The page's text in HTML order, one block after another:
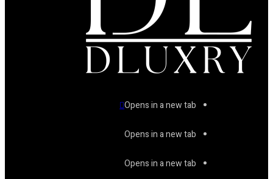
Opens in a new tab
Opens in a new tab
Opens in a new tab